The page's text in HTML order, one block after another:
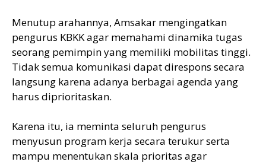
Menutup arahannya, Amsakar mengingatkan
pengurus KBKK agar memahami dinamika tugas
seorang pemimpin yang memiliki mobilitas tinggi.
Tidak semua komunikasi dapat direspons secara
langsung karena adanya berbagai agenda yang
harus diprioritaskan.
Karena itu, ia meminta seluruh pengurus
menyusun program kerja secara terukur serta
mampu menentukan skala prioritas agar